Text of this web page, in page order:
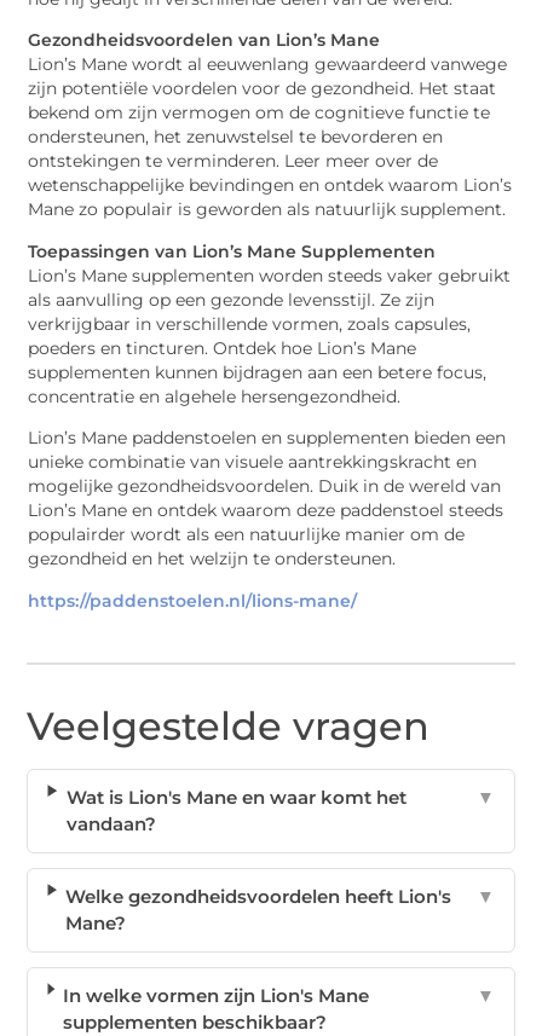
Gezondheidsvoordelen van Lion’s Mane
Lion’s Mane wordt al eeuwenlang gewaardeerd vanwege
zijn potentiële voordelen voor de gezondheid. Het staat
bekend om zijn vermogen om de cognitieve functie te
ondersteunen, het zenuwstelsel te bevorderen en
ontstekingen te verminderen. Leer meer over de
wetenschappelijke bevindingen en ontdek waarom Lion’s
Mane zo populair is geworden als natuurlijk supplement.
Toepassingen van Lion’s Mane Supplementen
Lion’s Mane supplementen worden steeds vaker gebruikt
als aanvulling op een gezonde levensstijl. Ze zijn
verkrijgbaar in verschillende vormen, zoals capsules,
poeders en tincturen. Ontdek hoe Lion’s Mane
supplementen kunnen bijdragen aan een betere focus,
concentratie en algehele hersengezondheid.
Lion’s Mane paddenstoelen en supplementen bieden een
unieke combinatie van visuele aantrekkingskracht en
mogelijke gezondheidsvoordelen. Duik in de wereld van
Lion’s Mane en ontdek waarom deze paddenstoel steeds
populairder wordt als een natuurlijke manier om de
gezondheid en het welzijn te ondersteunen.
https://paddenstoelen.nl/lions-mane/
Veelgestelde vragen
Wat is Lion's Mane en waar komt het
vandaan?
▼
Welke gezondheidsvoordelen heeft Lion's
Mane?
▼
In welke vormen zijn Lion's Mane
supplementen beschikbaar?
▼